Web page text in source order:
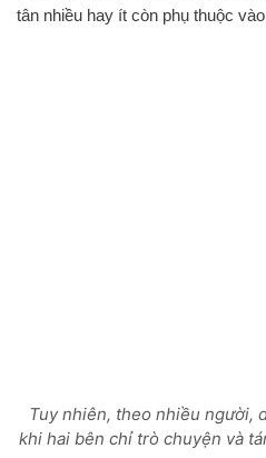
tân nhiều hay ít còn phụ thuộc
Tuy nhiên, theo nhiều người,
khi hai bên chỉ trò chuyện và